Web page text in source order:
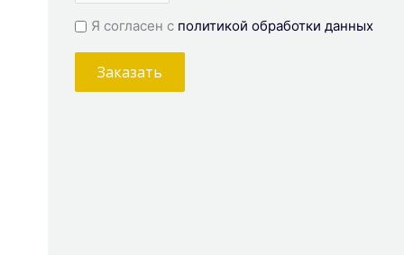
Я согласен с политикой обработки данных
Заказать